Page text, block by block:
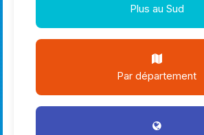
Plus au Sud
Par département